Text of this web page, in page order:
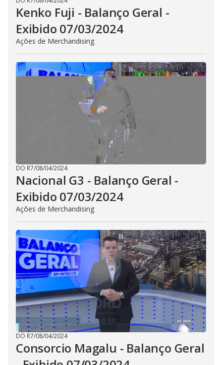
Kenko Fuji - Balanço Geral -
Exibido 07/03/2024
Ações de Merchandising
DO R7/08/04/2024
Nacional G3 - Balanço Geral -
Exibido 07/03/2024
Ações de Merchandising
DO R7/08/04/2024
Consorcio Magalu - Balanço Geral